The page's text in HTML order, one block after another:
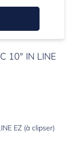
10" IN LINE
EZ (à clipser)